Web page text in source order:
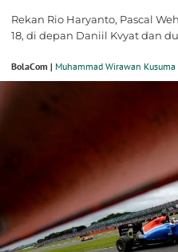
Rekan Rio Haryanto, Pascal
18, di depan Daniil Kvyat dan
BolaCom | Muhammad Wirawan Kusuma